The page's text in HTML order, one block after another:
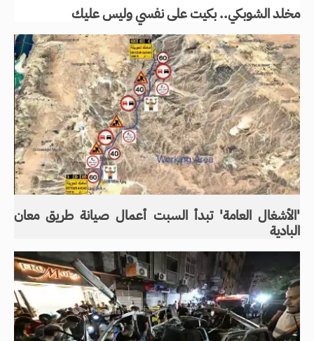
مخلد الشوبكي.. بكيت على نفسي وليس عليك
'الأشغال العامة' تبدأ السبت أعمال صيانة طريق معان
البادية